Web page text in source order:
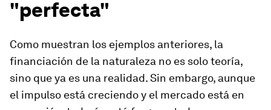
"perfecta"
Como muestran los ejemplos anteriores, la
financiación de la naturaleza no es solo teoría,
sino que ya es una realidad. Sin embargo, aunque
el impulso está creciendo y el mercado está en